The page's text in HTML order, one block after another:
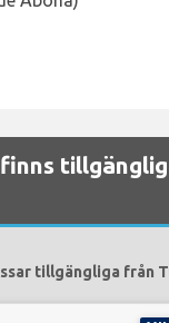
tillgängliga från